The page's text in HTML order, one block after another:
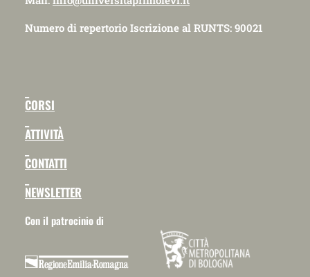
Numero di repertorio Iscrizione al RUNTS: 90021
CORSI
ATTIVITÀ
CONTATTI
NEWSLETTER
Con il patrocinio di